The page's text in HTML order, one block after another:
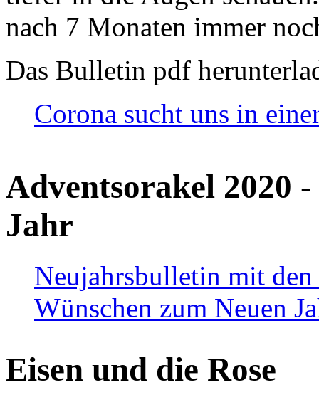
nach 7 Monaten immer
Das Bulletin pdf
Corona sucht uns in
Adventsorakel 2020
Jahr
Neujahrsbulletin mit den
Wünschen zum Neuen
Eisen und die Rose